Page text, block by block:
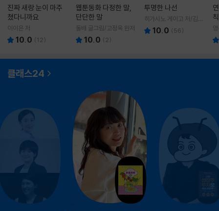
진짜 새랑 눈이 마주
쳤다니까요
이이은 저
10.0 (12)
웹툰동화 다정한 말,
단단한 말
돌배 글그림/고정욱 원저
10.0 ( 2)
투명한 나선
히가시노 게이고 저/김선
영 역10.0 (56)
칙
클래스24